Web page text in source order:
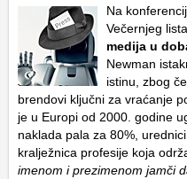
Na
Večernjeg
medija u
Newman
istinu, zbog
brendovi ključni za vraćanje
je u Europi od 2000. godine
naklada pala za 80%,
kralježnica profesije koja
imenom i prezimenom jamči